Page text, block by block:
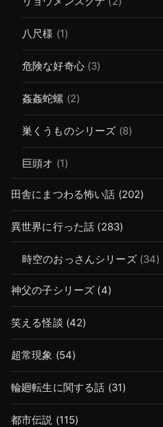
八尺様 (1)
危険な好奇心(3)
姦姦蛇螺 (2)
巣くうものシリーズ (8)
巨頭オ (1)
田舎にまつわる怖い話 (202)
異世界に行った話 (283)
時空のおっさんシリーズ(34)
神父の子シリーズ (4)
笑える怪談 (42)
超常現象 (54)
輪廻転生に関する話 (31)
都市伝説 (115)